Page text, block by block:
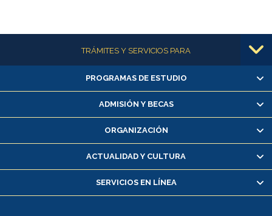
Más informaciónTRÁMITES Y SERVICIOS PARA
Alumnas/os y exalumnas/os
Matrícula en línea
Inscripción y cambio de asignaturas
Consulta y certificado de notas
Servicio médico y dental
Pago de arancel y crédito alumnos
PROGRAMAS DE ESTUDIO
ADMISIÓN Y BECAS
ORGANIZACIÓN
ACTUALIDAD Y CULTURA
SERVICIOS EN LÍNEA